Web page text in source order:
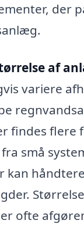
der
af
variere
findes flere
små
kan
ofte